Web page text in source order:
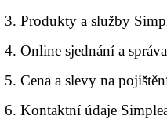
Produkty a služby
Online sjednání a správa
Cena a slevy na
Kontaktní údaje